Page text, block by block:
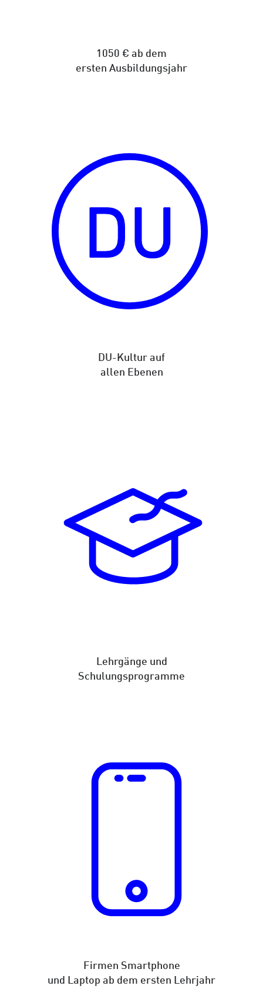
1050 € ab dem
ersten Ausbildungsjahr
DU-Kultur auf
allen Ebenen
Lehrgänge und
Schulungsprogramme
Firmen Smartphone
und Laptop ab dem ersten Lehrjahr